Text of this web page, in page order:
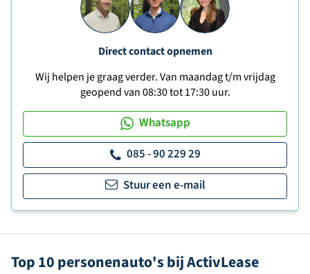
Direct contact opnemen
Wij helpen je graag verder. Van maandag t/m vrijdag
geopend van 08:30 tot 17:30 uur.
Whatsapp
085 - 90 229 29
Stuur een e-mail
Top 10 personenauto's bij ActivLease